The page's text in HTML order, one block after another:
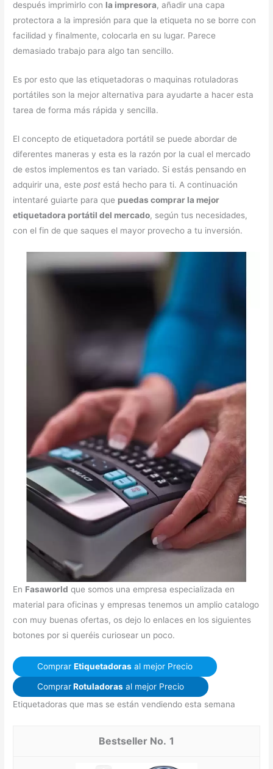
después imprimirlo con la impresora, añadir una capa
protectora a la impresión para que la etiqueta no se borre con
facilidad y finalmente, colocarla en su lugar. Parece
demasiado trabajo para algo tan sencillo.
Es por esto que las etiquetadoras o maquinas rotuladoras
portátiles son la mejor alternativa para ayudarte a hacer esta
tarea de forma más rápida y sencilla.
El concepto de etiquetadora portátil se puede abordar de
diferentes maneras y esta es la razón por la cual el mercado
de estos implementos es tan variado. Si estás pensando en
adquirir una, estepost está hecho para ti. A continuación
intentaré guiarte para que puedas comprar la mejor
etiquetadora portátil del mercado, según tus necesidades,
con el fin de que saques el mayor provecho a tu inversión.
En Fasaworld que somos una empresa especializada en
material para oficinas y empresas tenemos un amplio catalogo
con muy buenas ofertas, os dejo lo enlaces en los siguientes
botones por si queréis curiosear un poco.
ComprarEtiquetadoras al mejor Precio
ComprarRotuladoras al mejor Precio
Etiquetadoras que mas se están vendiendo esta semana
1